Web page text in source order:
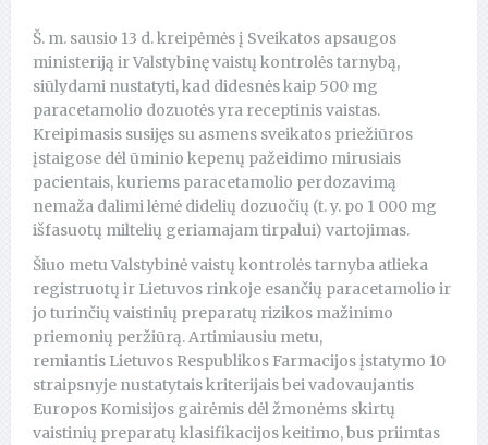
Š. m. sausio 13 d. kreipėmės į Sveikatos apsaugos
ministeriją ir Valstybinę vaistų kontrolės tarnybą,
siūlydami nustatyti, kad didesnės kaip 500 mg
paracetamolio dozuotės yra receptinis vaistas.
Kreipimasis susijęs su asmens sveikatos priežiūros
įstaigose dėl ūminio kepenų pažeidimo mirusiais
pacientais, kuriems paracetamolio perdozavimą
nemaža dalimi lėmė didelių dozuočių (t. y. po 1 000 mg
išfasuotų miltelių geriamajam tirpalui) vartojimas.
Šiuo metu Valstybinė vaistų kontrolės tarnyba atlieka
registruotų ir Lietuvos rinkoje esančių paracetamolio ir
jo turinčių vaistinių preparatų rizikos mažinimo
priemonių peržiūrą. Artimiausiu metu,
remiantis Lietuvos Respublikos Farmacijos įstatymo 10
straipsnyje nustatytais kriterijais bei vadovaujantis
Europos Komisijos gairėmis dėl žmonėms skirtų
vaistinių preparatų klasifikacijos keitimo, bus priimtas